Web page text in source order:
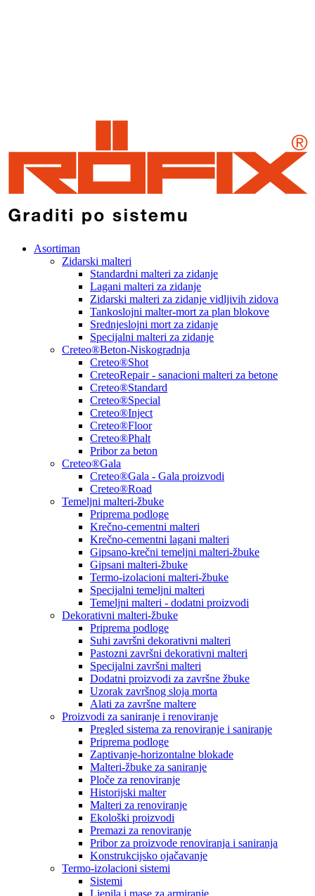
Asortiman
Zidarski malteri
Standardni malteri za zidanje
Lagani malteri za zidanje
Zidarski malteri za zidanje vidljivih zidova
Tankoslojni malter-mort za plan blokove
Srednjeslojni mort za zidanje
Specijalni malteri za zidanje
Creteo®Beton-Niskogradnja
Creteo®Shot
CreteoRepair - sanacioni malteri za betone
Creteo®Standard
Creteo®Special
Creteo®Inject
Creteo®Floor
Creteo®Phalt
Pribor za beton
Creteo®Gala
Creteo®Gala - Gala proizvodi
Creteo®Road
Temeljni malteri-žbuke
Priprema podloge
Krečno-cementni malteri
Krečno-cementni lagani malteri
Gipsano-krečni temeljni malteri-žbuke
Gipsani malteri-žbuke
Termo-izolacioni malteri-žbuke
Specijalni temeljni malteri
Temeljni malteri - dodatni proizvodi
Dekorativni malteri-žbuke
Priprema podloge
Suhi završni dekorativni malteri
Pastozni završni dekorativni malteri
Specijalni završni malteri
Dodatni proizvodi za završne žbuke
Uzorak završnog sloja morta
Alati za završne maltere
Proizvodi za saniranje i renoviranje
Pregled sistema za renoviranje i saniranje
Priprema podloge
Zaptivanje-horizontalne blokade
Malteri-žbuke za saniranje
Ploče za renoviranje
Historijski malter
Malteri za renoviranje
Ekološki proizvodi
Premazi za renoviranje
Pribor za proizvode renoviranja i saniranja
Konstrukcijsko ojačavanje
Termo-izolacioni sistemi
Sistemi
Ljepila i mase za armiranje